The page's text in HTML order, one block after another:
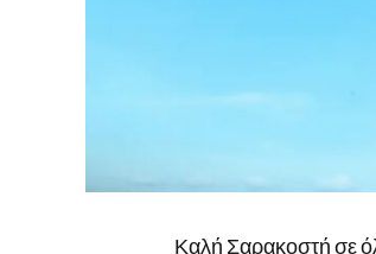
Καλή Σαρακοστή σε